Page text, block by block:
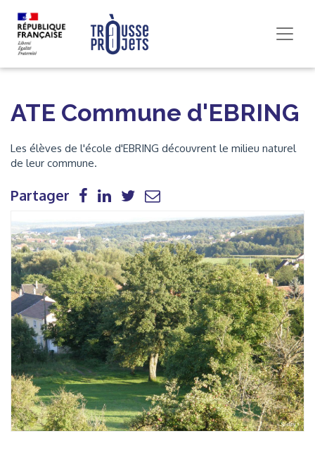
ATE Commune d'EBRING
Les élèves de l'école d'EBRING découvrent le milieu naturel
de leur commune.
Partager